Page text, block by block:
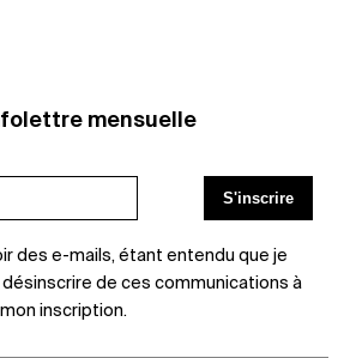
mensuelle
des e-mails, étant entendu que je
de ces communications à
inscription.